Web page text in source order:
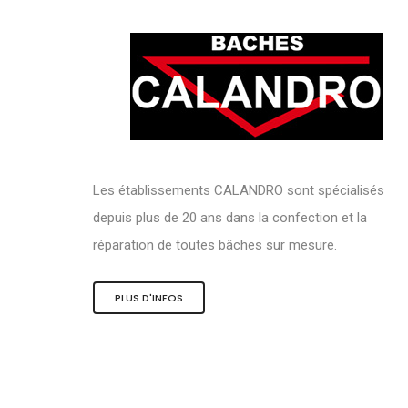
Les établissements CALANDRO sont spécialisés
depuis plus de 20 ans dans la confection et la
réparation de toutes bâches sur mesure.
PLUS D'INFOS